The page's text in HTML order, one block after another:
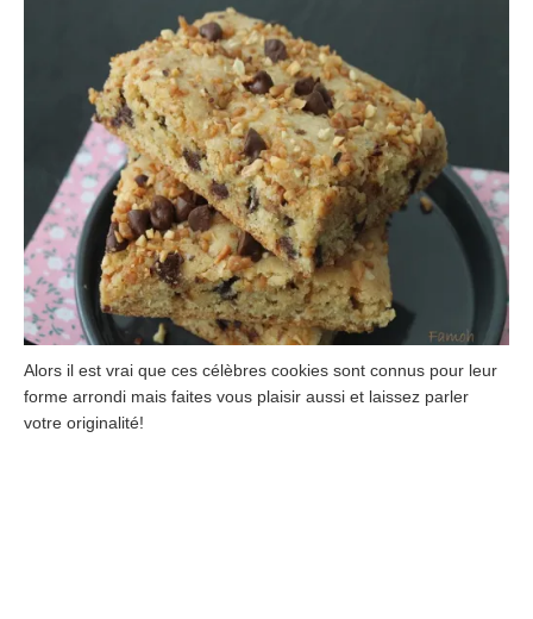
Alors il est vrai que ces célèbres cookies sont connus pour leur
forme arrondi mais faites vous plaisir aussi et laissez parler
votre originalité!